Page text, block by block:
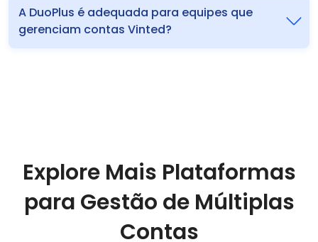
A DuoPlus é adequada para equipes que
gerenciam contas Vinted?
Explore Mais Plataformas
para Gestão de Múltiplas
Contas